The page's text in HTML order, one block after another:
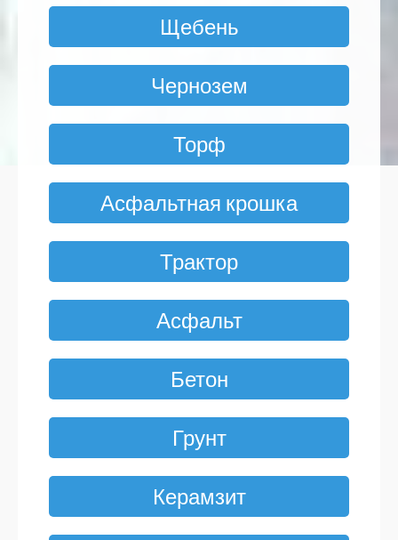
Щебень
Чернозем
Торф
Асфальтная крошка
Трактор
Асфальт
Бетон
Грунт
Керамзит